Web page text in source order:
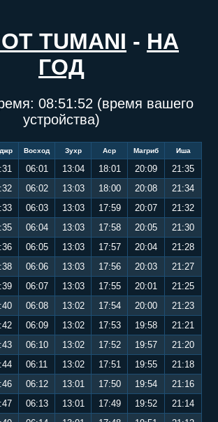
TUMANI - НА
ГОД
08:51:53 (время вашего
устройства)
Восход Зухр Аср Магриб Иша
06:01 13:04 18:01 20:09
21:35
06:02 13:03 18:00 20:08
21:34
06:03 13:03 17:59 20:07
21:32
06:04 13:03 17:58 20:05
21:30
06:05 13:03 17:57 20:04
21:28
06:06 13:03 17:56 20:03
21:27
06:07 13:03 17:55 20:01
21:25
06:08 13:02 17:54 20:00
21:23
06:09 13:02 17:53 19:58
21:21
06:10 13:02 17:52 19:57
21:20
06:11 13:02 17:51 19:55
21:18
06:12 13:01 17:50 19:54
21:16
06:13 13:01 17:49 19:52
21:14